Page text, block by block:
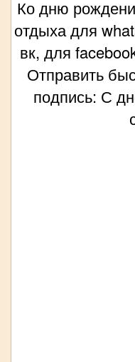
Ко дню
отдыха для
вк, для
Отправить
подпись: С